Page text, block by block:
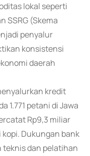
lokal seperti
SSRG (Skema
penyalur
konsistensi
daerah
kredit
1.771 petani di Jawa
Rp9,3 miliar
Dukungan bank
teknis dan pelatihan